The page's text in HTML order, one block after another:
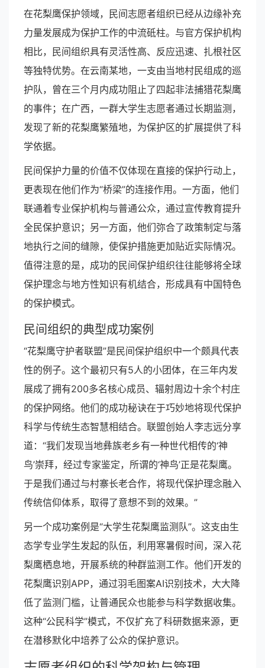
在花梨鹰保护领域，民间志愿者组织已经从边缘补充
力量发展成为保护工作的中流砥柱。与官方保护机构
相比，民间组织具有灵活性高、反应迅速、扎根社区
等独特优势。在云南某地，一支由当地村民组成的巡
护队，曾在三个月内成功阻止了四起非法捕猎花梨鹰
的事件；在广西，一群大学生志愿者通过长期监测，
发现了新的花梨鹰繁殖地，为保护区的扩展提供了科
学依据。
民间保护力量的价值不仅体现在直接的保护行动上，
更表现在他们作为“桥梁”的连接作用。一方面，他们
联通着专业保护机构与普通公众，通过宣传教育提升
全民保护意识；另一方面，他们弥合了政策制定与落
地执行之间的缝隙，使保护措施更加贴近实际情况。
值得注意的是，成功的民间保护组织往往能够将全球
保护理念与地方性知识有机结合，形成具有中国特色
的保护模式。
民间组织的典型成功案例
“花梨鹰守护者联盟”是民间保护组织中一个颇具代表
性的例子。这个最初只有5人的小团体，在三年内发
展成了拥有200多名核心成员、辐射周边十余个村庄
的保护网络。他们的成功秘诀在于巧妙地将现代保护
科学与传统生态智慧相结合。联盟创始人李志远分享
道：“我们发现当地彝族老乡有一种世代相传的‘神
鸟’崇拜，经过专家鉴定，所谓的‘神鸟’正是花梨鹰。
于是我们通过与村寨长老合作，将现代保护理念融入
传统信仰体系，取得了意想不到的效果。”
另一个成功案例是“大学生花梨鹰监测队”。这支由生
态学专业学生发起的队伍，利用寒暑假时间，深入花
梨鹰栖息地，开展系统的种群监测工作。他们开发的
花梨鹰识别APP，通过羽毛图案AI识别技术，大大降
低了监测门槛，让普通民众也能参与科学数据收集。
这种“公民科学”模式，不仅扩充了科研数据来源，更
在潜移默化中培养了公众的保护意识。